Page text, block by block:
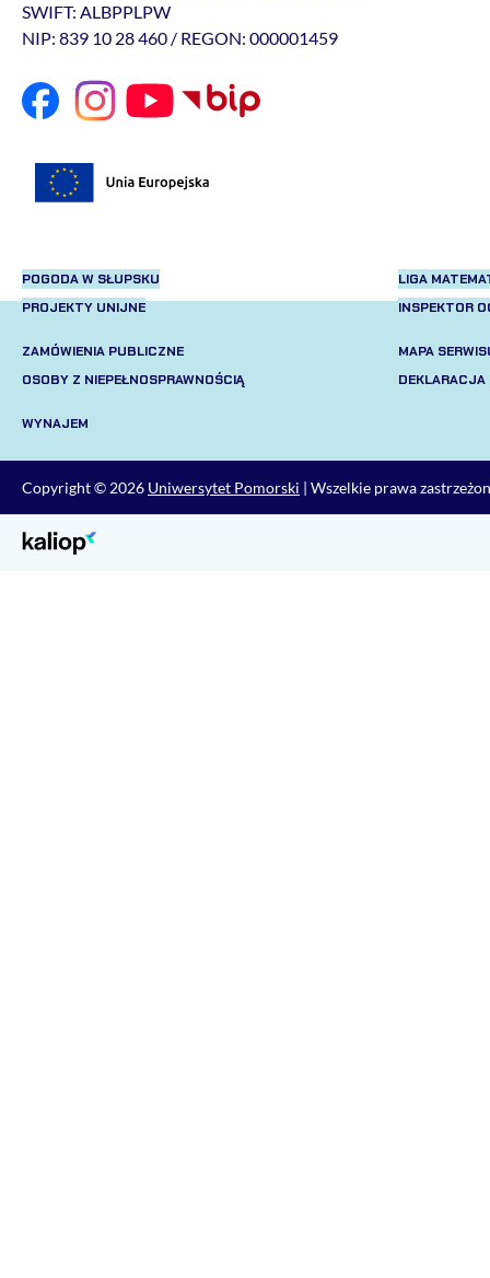
SWIFT: ALBPPLPW
NIP: 839 10 28 460 / REGON: 000001459
POGODA W SŁUPSKU
PROJEKTY UNIJNE
LIGA
INSPEKTOR
ZAMÓWIENIA PUBLICZNE
OSOBY Z NIEPEŁNOSPRAWNOŚCIĄ
MAPA
WYNAJEM
Copyright © 2026 Uniwersytet Pomorski | Wszelkie prawa